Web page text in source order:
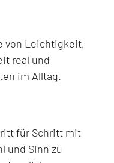
von Leichtigkeit,
real und
im Alltag.
für Schritt mit
und Sinn zu